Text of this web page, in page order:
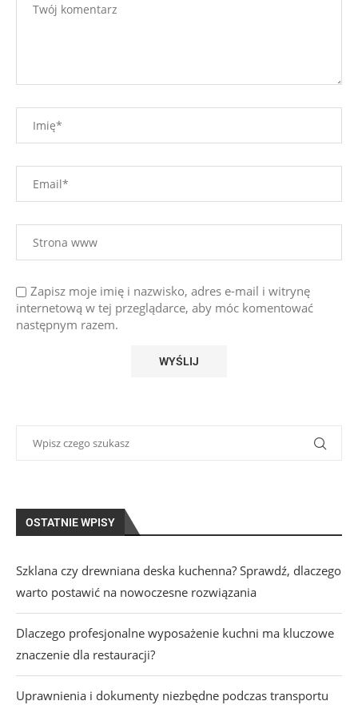
Zapisz moje imię i nazwisko, adres e-mail i witrynę
internetową w tej przeglądarce, aby móc komentować
następnym razem.
OSTATNIE WPISY
Szklana czy drewniana deska kuchenna? Sprawdź, dlaczego
warto postawić na nowoczesne rozwiązania
Dlaczego profesjonalne wyposażenie kuchni ma kluczowe
znaczenie dla restauracji?
Uprawnienia i dokumenty niezbędne podczas transportu